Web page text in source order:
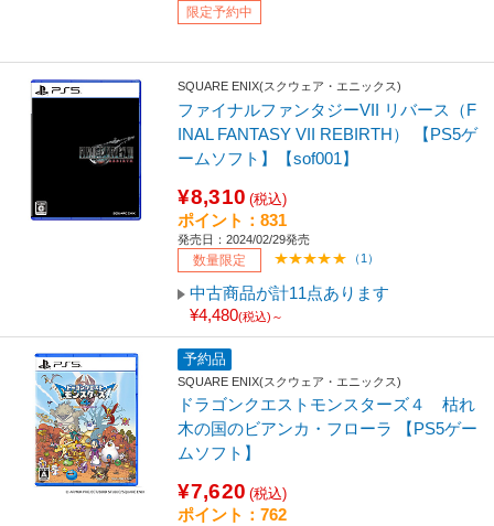
限定予約中
SQUARE ENIX(スクウェア・エニックス)
ファイナルファンタジーVII リバース（F
INAL FANTASY VII REBIRTH） 【PS5ゲ
ームソフト】【sof001】
¥8,310 (税込)
ポイント：831
発売日：2024/02/29発売
数量限定 （1）
中古商品が計11点あります
¥4,480(税込)～
予約品
SQUARE ENIX(スクウェア・エニックス)
ドラゴンクエストモンスターズ４ 枯れ
木の国のビアンカ・フローラ 【PS5ゲー
ムソフト】
¥7,620 (税込)
ポイント：762